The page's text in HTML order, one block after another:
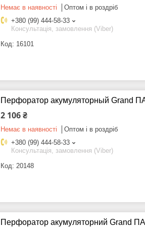
Немає в наявності
Оптом і в роздріб
+380 (99) 444-58-33
Консультація, замовлення (Viber)
16101
Перфоратор акумуляторный Grand
2 106 ₴
Немає в наявності
Оптом і в роздріб
+380 (99) 444-58-33
Консультація, замовлення (Viber)
20148
Перфоратор акумуляторний Grand